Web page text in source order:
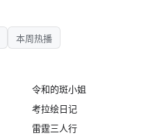
本周热播
令和的斑小姐
考拉绘日记
雷霆三人行